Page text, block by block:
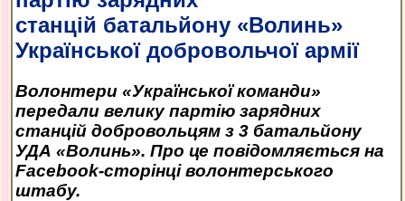
станцій батальйону «Волинь»
Української добровольчої армії
Волонтери «Української команди»
передали велику партію зарядних
станцій добровольцям з 3 батальйону
УДА «Волинь». Про це повідомляється на
Facebook-сторінці волонтерського
штабу.